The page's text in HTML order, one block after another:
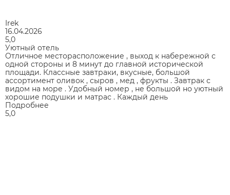
Irek
16.04.2026
5,0
Уютный отель
Отличное месторасположение , выход к набережной с
одной стороны и 8 минут до главной исторической
площади. Классные завтраки, вкусные, большой
ассортимент оливок , сыров , мед , фрукты . Завтрак с
видом на море . Удобный номер , не большой но уютный
хорошие подушки и матрас . Каждый день
Подробнее
5,0